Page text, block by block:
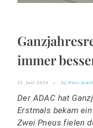
immer
25. Juni 2024 by Hans-
Der ADAC hat
Erstmals bekam
Zwei Pneus fielen